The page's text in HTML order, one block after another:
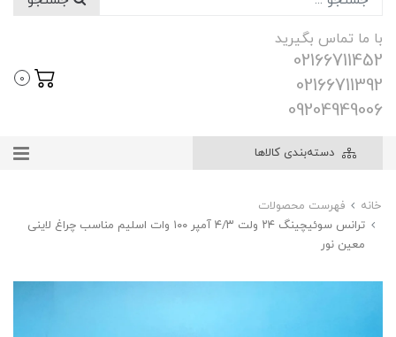
با ما تماس بگیرید
02166711452
02166711392
09204949006
0
دسته‌بندی کالاها
خانه
فهرست محصولات
ترانس سوئیچینگ‌ ۲۴ ولت ۴/۳ آمپر ۱۰۰ وات اسلیم مناسب چراغ لاینی
معین نور